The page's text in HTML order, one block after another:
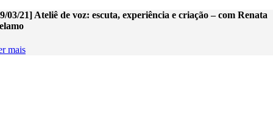
03/21] Ateliê de voz: escuta, experiência e criação – com Renata
mais